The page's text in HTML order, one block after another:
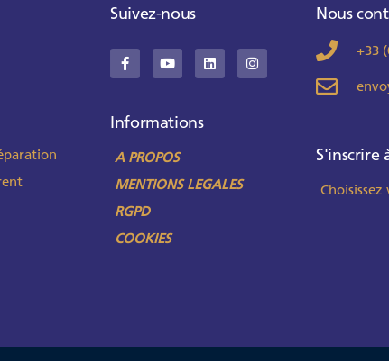
Suivez-nous
Informations
A PROPOS
MENTIONS LEGALES
RGPD
COOKIES
Nous
+33
S'inscrire
Choisissez